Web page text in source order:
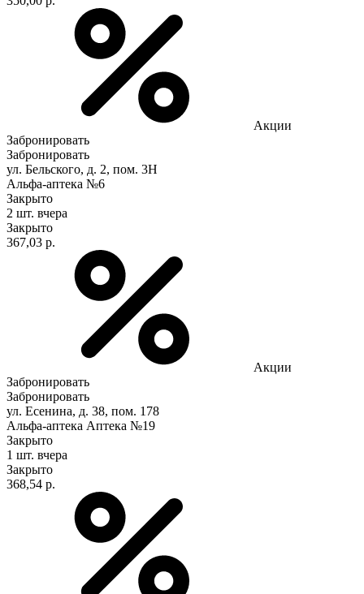
Акции
Забронировать
Забронировать
ул. Бельского, д. 2, пом. 3Н
Альфа-аптека №6
Закрыто
2 шт. вчера
Закрыто
367,03 р.
Акции
Забронировать
Забронировать
ул. Есенина, д. 38, пом. 178
Альфа-аптека Аптека №19
Закрыто
1 шт. вчера
Закрыто
368,54 р.